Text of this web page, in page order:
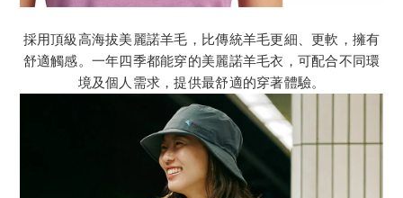
採用頂級高海拔美麗諾羊毛，比傳統羊毛更細、更軟，擁有
舒適觸感。一年四季都能穿的美麗諾羊毛衣，可配合不同環
境及個人需求，提供最舒適的穿著體驗。